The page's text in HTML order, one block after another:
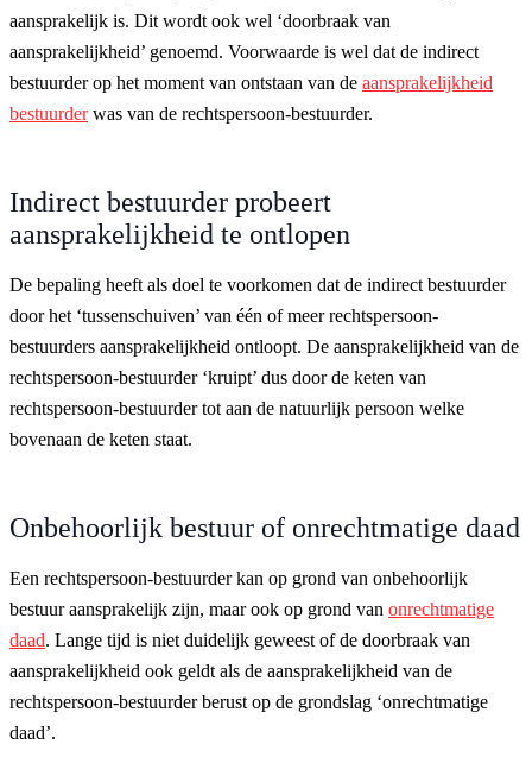
aansprakelijk is. Dit wordt ook wel ‘doorbraak van
aansprakelijkheid’ genoemd. Voorwaarde is wel dat de indirect
bestuurder op het moment van ontstaan van de aansprakelijkheid
bestuurderwas van de rechtspersoon-bestuurder.
Indirect bestuurder probeert
aansprakelijkheid te ontlopen
De bepaling heeft als doel te voorkomen dat de indirect bestuurder
door het ‘tussenschuiven’ van één of meer rechtspersoon-
bestuurders aansprakelijkheid ontloopt. De aansprakelijkheid van de
rechtspersoon-bestuurder ‘kruipt’ dus door de keten van
rechtspersoon-bestuurder tot aan de natuurlijk persoon welke
bovenaan de keten staat.
Onbehoorlijk bestuur of onrechtmatige daad
Een rechtspersoon-bestuurder kan op grond van onbehoorlijk
bestuur aansprakelijk zijn, maar ook op grond van onrechtmatige
daad. Lange tijd is niet duidelijk geweest of de doorbraak van
aansprakelijkheid ook geldt als de aansprakelijkheid van de
rechtspersoon-bestuurder berust op de grondslag ‘onrechtmatige
daad’.